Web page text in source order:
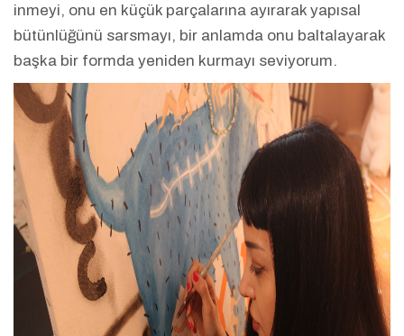
inmeyi, onu en küçük parçalarına ayırarak yapısal
bütünlüğünü sarsmayı, bir anlamda onu baltalayarak
başka bir formda yeniden kurmayı seviyorum.